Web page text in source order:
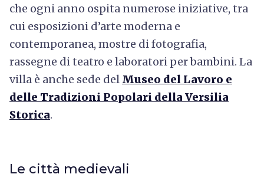
che ogni anno ospita numerose iniziative, tra
cui esposizioni d’arte moderna e
contemporanea, mostre di fotografia,
rassegne di teatro e laboratori per bambini. La
villa è anche sede del Museo del Lavoro e
delle Tradizioni Popolari della Versilia
Storica.
Le città medievali